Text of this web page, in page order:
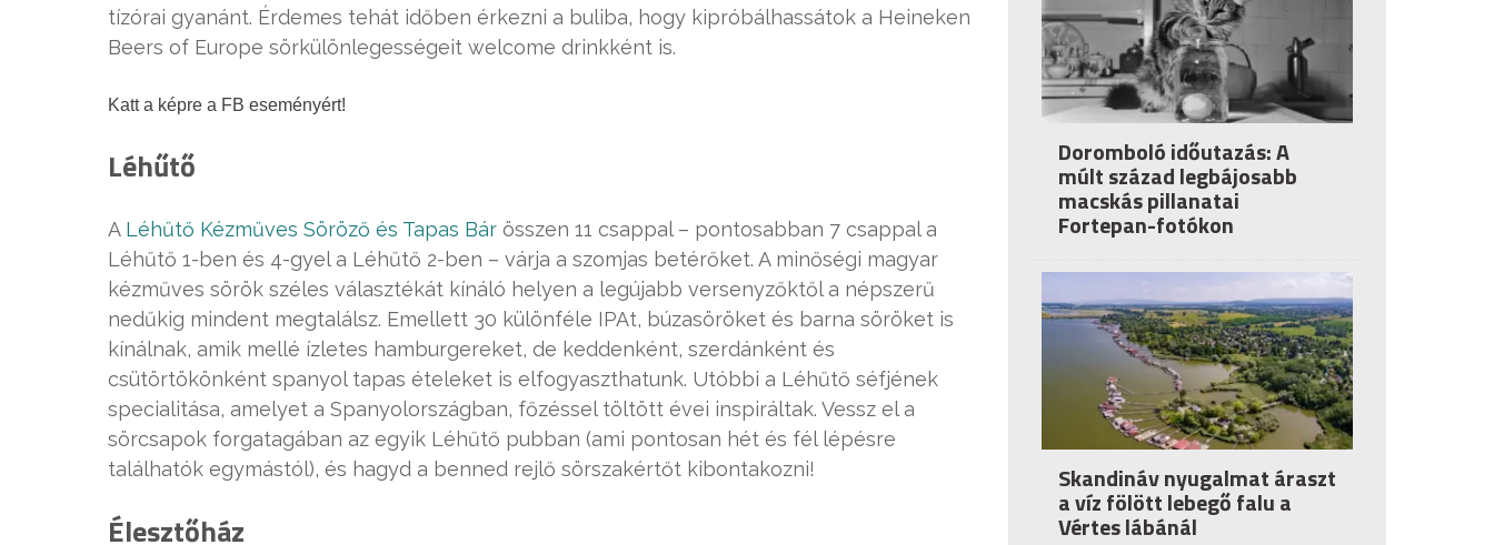
tízórai gyanánt. Érdemes tehát időben érkezni a buliba, hogy kipróbálhassátok a Heineken
Beers of Europe sörkülönlegességeit welcome drinkként is.
Katt a képre a FB eseményért!
Léhűtő
A Léhűtő Kézműves Söröző és Tapas Bár összen 11 csappal – pontosabban 7 csappal a
Léhűtő 1-ben és 4-gyel a Léhűtő 2-ben – várja a szomjas betérőket. A minőségi magyar
kézműves sörök széles választékát kínáló helyen a legújabb versenyzőktől a népszerű
nedűkig mindent megtalálsz. Emellett 30 különféle IPAt, búzasöröket és barna söröket is
kínálnak, amik mellé ízletes hamburgereket, de keddenként, szerdánként és
csütörtökönként spanyol tapas ételeket is elfogyaszthatunk. Utóbbi a Léhűtő séfjének
specialitása, amelyet a Spanyolországban, főzéssel töltött évei inspiráltak. Vessz el a
sörcsapok forgatagában az egyik Léhűtő pubban (ami pontosan hét és fél lépésre
találhatók egymástól), és hagyd a benned rejlő sörszakértőt kibontakozni!
Élesztőház
Doromboló időutazás: A
múlt század legbájosabb
macskás pillanatai
Fortepan-fotókon
Skandináv nyugalmat áraszt
a víz fölött lebegő falu a
Vértes lábánál